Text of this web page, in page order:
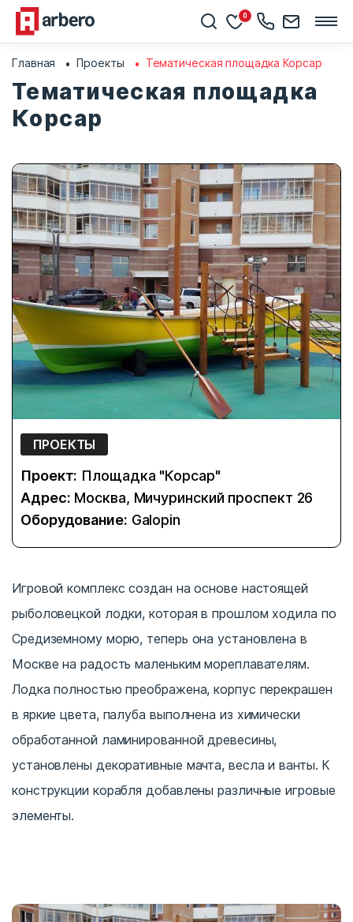
0
Главная Проекты Тематическая площадка Корсар
Тематическая площадка
Корсар
ПРОЕКТЫ
Проект: Площадка "Корсар"
Адрес: Москва, Мичуринский проспект 26
Оборудование: Galopin
Игровой комплекс создан на основе настоящей
рыболовецкой лодки, которая в прошлом ходила по
Средиземному морю, теперь она установлена в
Москве на радость маленьким мореплавателям.
Лодка полностью преображена, корпус перекрашен
в яркие цвета, палуба выполнена из химически
обработанной ламинированной древесины,
установлены декоративные мачта, весла и ванты. К
конструкции корабля добавлены различные игровые
элементы.